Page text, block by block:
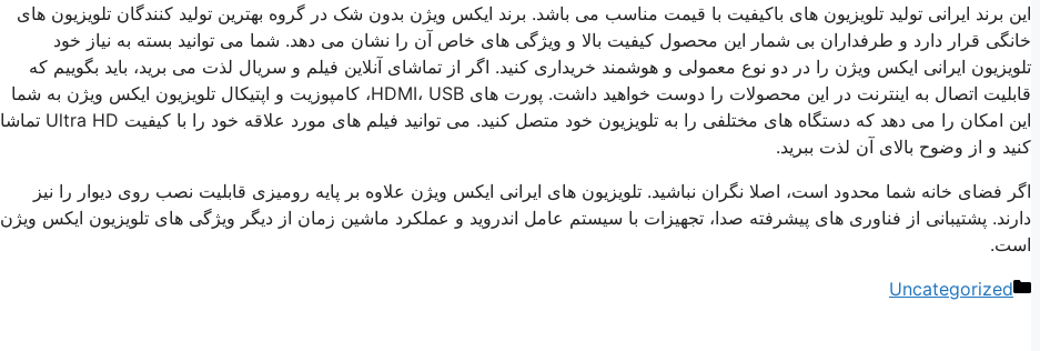
این برند ایرانی تولید تلویزیون های باکیفیت با قیمت مناسب می باشد. برند ایکس ویژن بدون شک در گروه بهترین تولید کنندگان تلویزیون های
خانگی قرار دارد و طرفداران بی شمار این محصول کیفیت بالا و ویژگی های خاص آن را نشان می دهد. شما می توانید بسته به نیاز خود
تلویزیون ایرانی ایکس ویژن را در دو نوع معمولی و هوشمند خریداری کنید. اگر از تماشای آنلاین فیلم و سریال لذت می برید، باید بگوییم که
قابلیت اتصال به اینترنت در این محصولات را دوست خواهید داشت. پورت های HDMI، USB، کامپوزیت و اپتیکال تلویزیون ایکس ویژن به شما
این امکان را می دهد که دستگاه های مختلفی را به تلویزیون خود متصل کنید. می توانید فیلم های مورد علاقه خود را با کیفیت Ultra HD تماشا
کنید و از وضوح بالای آن لذت ببرید.
اگر فضای خانه شما محدود است، اصلا نگران نباشید. تلویزیون های ایرانی ایکس ویژن علاوه بر پایه رومیزی قابلیت نصب روی دیوار را نیز
دارند. پشتیبانی از فناوری های پیشرفته صدا، تجهیزات با سیستم عامل اندروید و عملکرد ماشین زمان از دیگر ویژگی های تلویزیون ایکس ویژن
است.
دسته‌ها
Uncategorized